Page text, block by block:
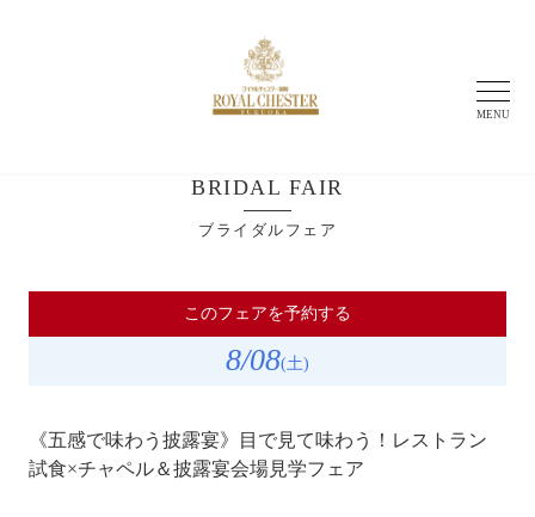
MENU
BRIDAL FAIR
ブライダルフェア
このフェアを予約する
8/08(土)
《五感で味わう披露宴》目で見て味わう！レストラン
試食×チャペル＆披露宴会場見学フェア